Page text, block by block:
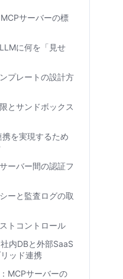
MCPサーバーの標
に何を「見せ
プレートの設計方
とサンドボックス
を実現するため
ーバー間の認証フ
ーと監査ログの取
トコントロール
内DBと外部SaaS
ッド連携
MCPサーバーの